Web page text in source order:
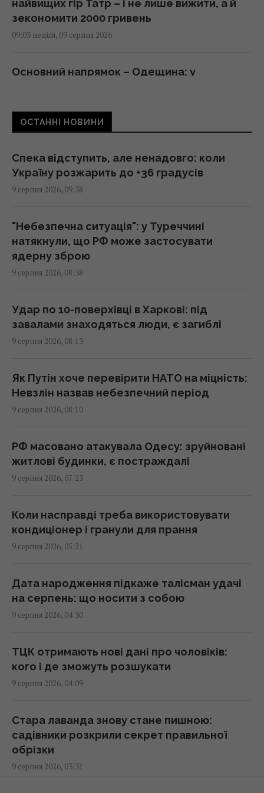
найвищих гір Татр – і не лише вижити, а й
зекономити 2000 гривень
09:03 неділя, 09 серпня 2026
Основний напрямок – Одещина: у
08:52 неділя, 09 серпня 2026
Війна в Ірані послабила США, тепер Росія та
Китай змінюють свої плани, – NYT
08:37 неділя, 09 серпня 2026
Гороскоп на 9 серпня за картами Таро:
Скорпіонам – втома, Стрільцям – зрада
08:20 неділя, 09 серпня 2026
немає світла та води, багато
постраждалих
08:19 неділя, 09 серпня 2026
9 серпня сильна спека остаточно покине
Україну
08:15 неділя, 09 серпня 2026
Гороскоп на 9 серпня: Овнам –
прислухатися, Рибам – відпустити минуле
08:10 неділя, 09 серпня 2026
Заморожую ягоди так – взимку пахнуть, як з
грядки, не перетворюються на кашу:
простий трюк
Ситний білковий обід можна приготувати
за кілька хвилин: рол із куркою
Чому Венера гарячіша за Меркурій, хоча й
розташована далі від Сонця: пояснення
9 серпня: церковне свято сьогодні, про що
краще мовчати цього дня
ОСТАННІ НОВИНИ
Спека відступить, але ненадовго: коли
Україну розжарить до +36 градусів
9 серпня 2026, 09:38
"Небезпечна ситуація": у Туреччині
натякнули, що РФ може застосувати
ядерну зброю
9 серпня 2026, 08:38
Удар по 10-поверхівці в Харкові: під
завалами знаходяться люди, є загиблі
9 серпня 2026, 08:13
Як Путін хоче перевірити НАТО на міцність:
Невзлін назвав небезпечний період
9 серпня 2026, 08:10
РФ масовано атакувала Одесу: зруйновані
житлові будинки, є постраждалі
9 серпня 2026, 07:23
Коли насправді треба використовувати
кондиціонер і гранули для прання
9 серпня 2026, 05:21
Дата народження підкаже талісман удачі
на серпень: що носити з собою
9 серпня 2026, 04:30
ТЦК отримають нові дані про чоловіків:
кого і де зможуть розшукати
9 серпня 2026, 04:09
Стара лаванда знову стане пишною:
садівники розкрили секрет правильної
обрізки
9 серпня 2026, 03:31